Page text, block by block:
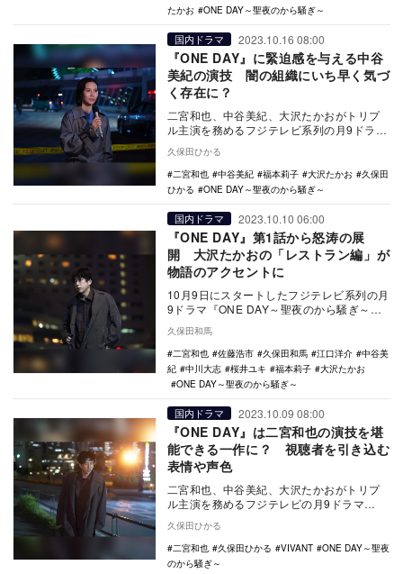
たかお
ONE DAY～聖夜のから騒ぎ～
国内ドラマ 2023.10.16 08:00
『ONE DAY』に緊迫感を与える中谷
美紀の演技 闇の組織にいち早く気づ
く存在に？
二宮和也、中谷美紀、大沢たかおがトリプ
ル主演を務めるフジテレビ系列の月9ドラマ
トした…
久保田ひかる
二宮和也
中谷美紀 福本莉子 大沢たかお
久保田
ひかる
ONE DAY～聖夜のから騒ぎ～
国内ドラマ 2023.10.10 06:00
『ONE DAY』第1話から怒涛の展
開 大沢たかおの「レストラン編」が
物語のアクセントに
10月9日にスタートしたフジテレビ系列の月
9ドラマ『ONE DAY～聖夜のから騒ぎ～』
の通…
久保田和馬
二宮和也
佐藤浩市 久保田和馬 江口洋介
中谷美
紀
中川大志 桜井ユキ 福本莉子
大沢たかお
ONE DAY～聖夜のから騒ぎ～
国内ドラマ 2023.10.09 08:00
『ONE DAY』は二宮和也の演技を堪
能できる一作に？ 視聴者を引き込む
表情や声色
二宮和也、中谷美紀、大沢たかおがトリプ
ル主演を務めるフジテレビの月9ドラマ
日よりス…
久保田ひかる
二宮和也
久保田ひかる VIVANT
ONE DAY～聖夜
のから騒ぎ～